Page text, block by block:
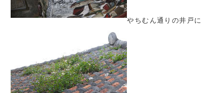
やちむん通りの井戸に